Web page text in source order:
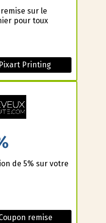
sur le
pour toux
Printing
de 5% sur votre
remise